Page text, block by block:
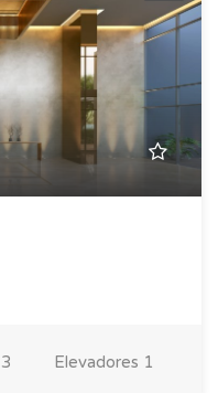
3 Elevadores 1